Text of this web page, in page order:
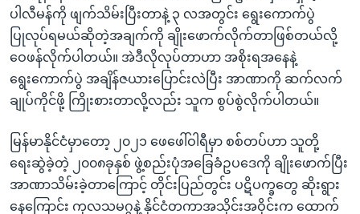
ပါလီမန်ကို ဖျက်သိမ်းပြီးတာနဲ့ ၃ လအတွင်း ရွေးကောက်ပွဲ
ပြုလုပ်ရမယ်ဆိုတဲ့အချက်ကို ချိုးဖောက်လိုက်တာဖြစ်တယ်လို့
ဝေဖန်လိုက်ပါတယ်။ အဲဒီလိုလုပ်တာဟာ အစိုးရအနေနဲ့
ရွေးကောက်ပွဲ အချိန်ဇယားပြောင်းလဲပြီး အာဏာကို ဆက်လက်
ချုပ်ကိုင်ဖို့ ကြိုးစားတာလို့လည်း သူက စွပ်စွဲလိုက်ပါတယ်။
မြန်မာနိုင်ငံမှာတော့ ၂၀၂၁ ဖေဖေါ်ဝါရီမှာ စစ်တပ်ဟာ သူတို့
ရေးဆွဲခဲ့တဲ့ ၂၀၀၈ခုနှစ် ဖွဲ့စည်းပုံအခြေခံဥပဒေကို ချိုးဖောက်ပြီး
အာဏာသိမ်းခဲ့တာကြောင့် တိုင်းပြည်တွင်း ပဋိပက္ခတွေ ဆိုးရွား
နေကြောင်း ကုလသမဂ္ဂနဲ့ နိုင်ငံတကာအသိုင်းအဝိုင်းက ထောက်